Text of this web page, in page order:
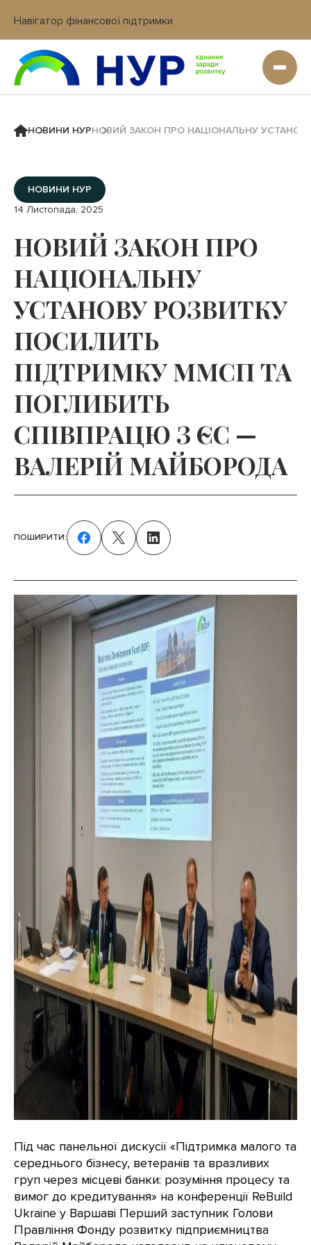
Навігатор фінансової підтримки
Вхід в кабінет IT платформи
НОВИНИ НУРНОВИЙ ЗАКОН ПРО НАЦІОНАЛЬНУ
НОВИНИ НУР
14 Листопада, 2025
НОВИЙ ЗАКОН ПРО
НАЦІОНАЛЬНУ
УСТАНОВУ РОЗВИТКУ
ПОСИЛИТЬ
ПІДТРИМКУ ММСП ТА
ПОГЛИБИТЬ
СПІВПРАЦЮ З ЄС —
ВАЛЕРІЙ МАЙБОРОДА
Під час панельної дискусії «Підтримка малого та
середнього бізнесу, ветеранів та вразливих
груп через місцеві банки: розуміння процесу та
вимог до кредитування» на конференції ReBuild
Ukraine у Варшаві Перший заступник Голови
Правління Фонду розвитку підприємництва
ПОШИРИТИ: